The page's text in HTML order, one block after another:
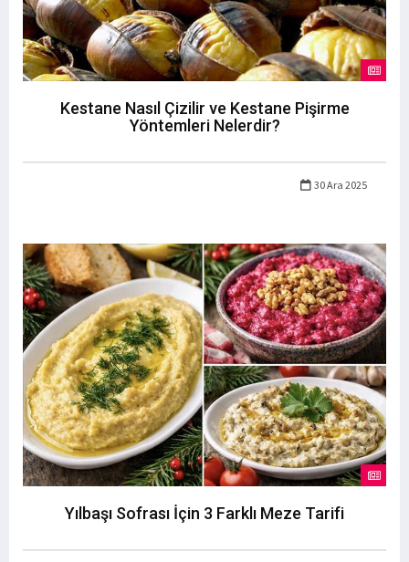
Kestane Nasıl Çizilir ve Kestane Pişirme
Yöntemleri Nelerdir?
30 Ara 2025
Yılbaşı Sofrası İçin 3 Farklı Meze Tarifi